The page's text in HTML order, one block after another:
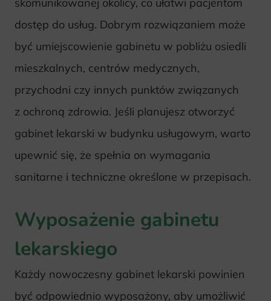
dostęp do usług. Dobrym rozwiązaniem może
być umiejscowienie gabinetu w pobliżu osiedli
mieszkalnych, centrów medycznych,
przychodni czy innych punktów związanych
z ochroną zdrowia. Jeśli planujesz otworzyć
gabinet lekarski w budynku usługowym, warto
upewnić się, że spełnia on wymagania
sanitarne i techniczne określone w przepisach.
Wyposażenie gabinetu
lekarskiego
Każdy nowoczesny gabinet lekarski powinien
być odpowiednio wyposażony, aby umożliwić